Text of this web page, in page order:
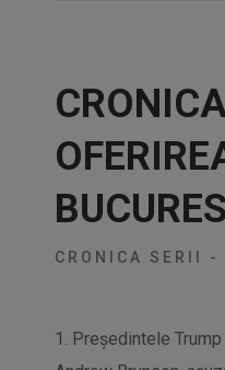
CRONICA SERII -
1. Președintele